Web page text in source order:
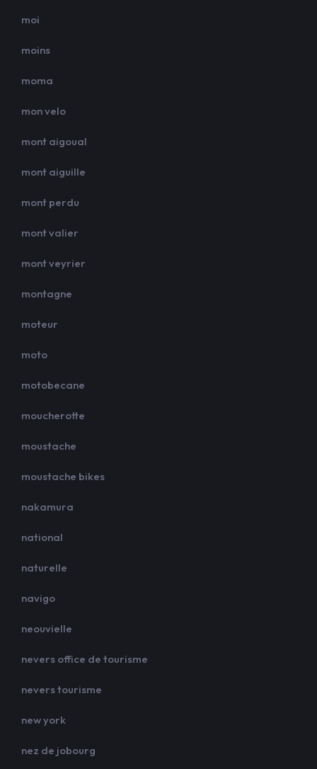
moi
moins
moma
mon velo
mont aigoual
mont aiguille
mont perdu
mont valier
mont veyrier
montagne
moteur
moto
motobecane
moucherotte
moustache
moustache bikes
nakamura
national
naturelle
navigo
neouvielle
nevers office de tourisme
nevers tourisme
new york
nez de jobourg